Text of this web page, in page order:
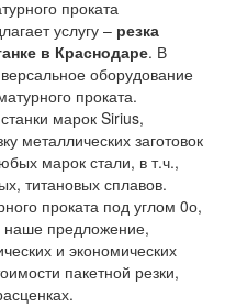
услугу – резка
в Краснодаре. В
оборудование
проката.
марок Sirius,
металлических заготовок
марок стали, в т.ч.,
титановых сплавов.
проката под углом 0о,
предложение,
и экономических
пакетной резки,